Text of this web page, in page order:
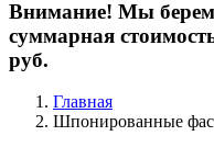
Внимание! Мы берем
суммарная
руб.
Главная
Шпонированные